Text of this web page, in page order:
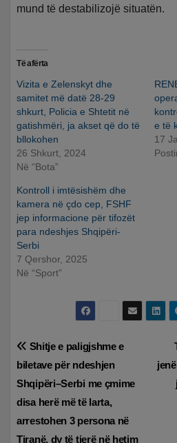
mund të destabilizojë situatën.
Të afërta
Vizita e Zelenskyt dhe
samitet më datë 28-29
shkurt, Policia e Shtetit në
gatishmëri, ja akset që do të
bllokohen
26 Shkurt, 2024
Në “Bota”
e të
17
Kontroll i imtësishëm dhe
kamera në çdo cep, FSHF
jep informacione për tifozët
para ndeshjes Shqipëri-
Serbi
7 Qershor, 2025
Në “Sport”
Lëvizje
te
postimet
Shitje e paligjshme e
biletave për ndeshjen
Shqipëri–Serbi me çmime
disa herë më të larta,
arrestohen 3 persona në
Tiranë, dy të tjerë në hetim